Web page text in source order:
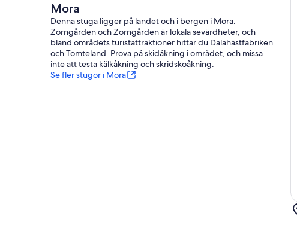
Mora
Denna stuga ligger på landet och i bergen i Mora.
Zorngården och Zorngården är lokala sevärdheter, och
bland områdets turistattraktioner hittar du Dalahästfabriken
och Tomteland. Prova på skidåkning i området, och missa
inte att testa kälkåkning och skridskoåkning.
Se fler stugor i Mora